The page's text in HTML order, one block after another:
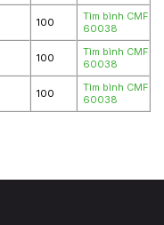
100
Tìm bình CMF
60038
100
Tìm bình CMF
60038
100
Tìm bình CMF
60038